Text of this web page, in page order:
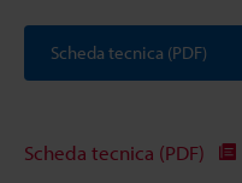
Scheda tecnica (PDF)
Scheda tecnica (PDF)